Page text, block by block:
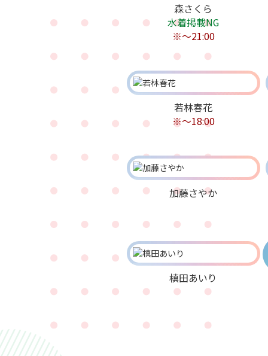
森さくら
水着掲載NG
※〜21:00
若林春花
※〜18:00
加藤さやか
槙田あいり